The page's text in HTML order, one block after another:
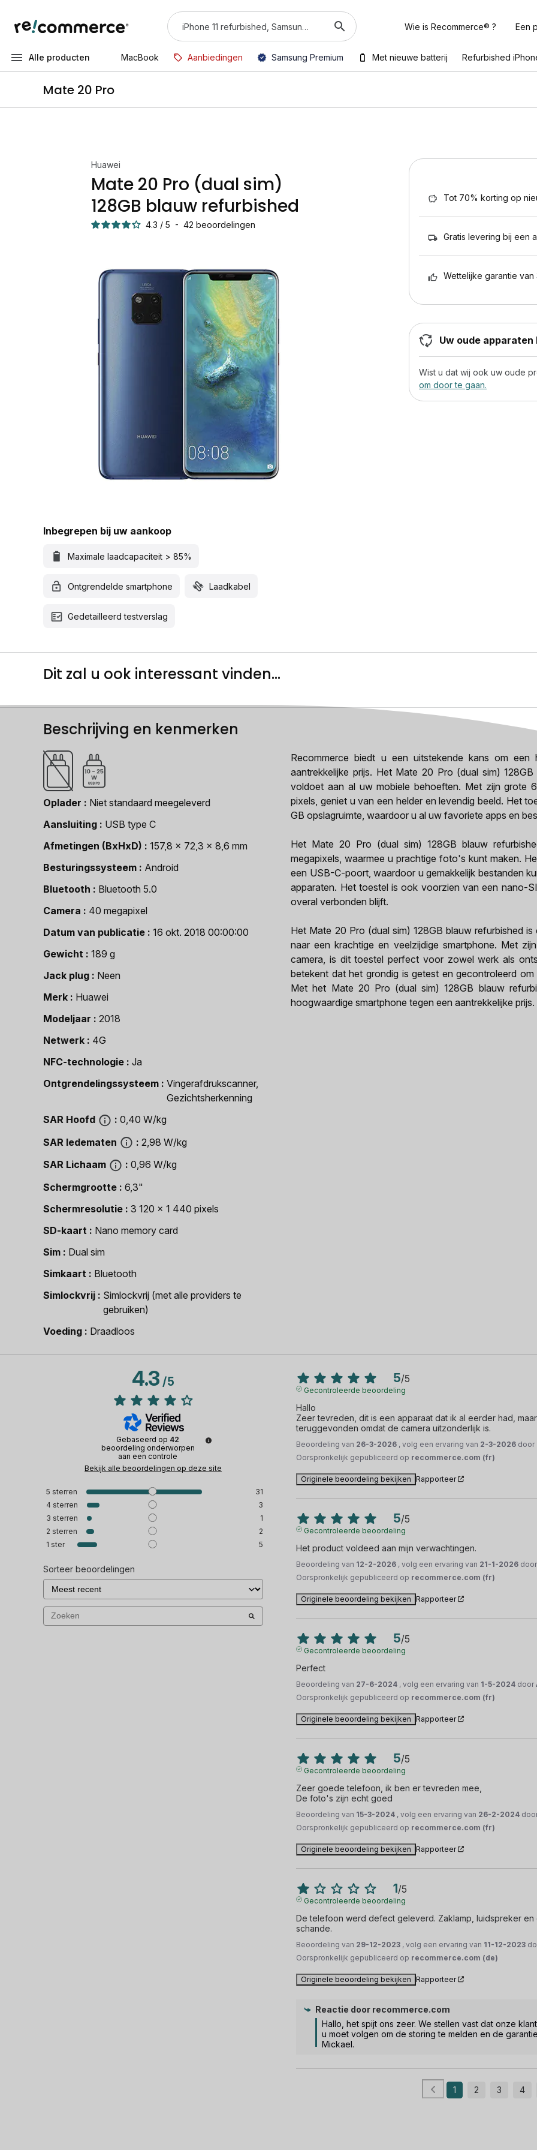
Wie is Recommerce® ? Een
Alle producten MacBook Aanbiedingen Samsung Premium Met nieuwe batterij Refurbished
Mate 20 Pro
Huawei
Mate 20 Pro (dual sim)
128GB blauw refurbished
4.3 / 5 - 42 beoordelingen
Inbegrepen bij uw aankoop
Maximale laadcapaciteit > 85%
Ontgrendelde smartphone Laadkabel
Gedetailleerd testverslag
Tot 70% korting op
Gratis levering bij een
Wettelijke garantie van
Uw oude
Wist u dat wij ook uw oude
om door te gaan.
Dit zal u ook interessant vinden...
Beschrijving en kenmerken
Oplader
Niet standaard meegeleverd
Aansluiting
USB type C
Afmetingen (BxHxD)
157,8 x 72,3 x 8,6 mm
Besturingssysteem
Android
Bluetooth
Bluetooth 5.0
Camera
40 megapixel
Datum van publicatie
16 okt. 2018 00:00:00
Gewicht
189 g
Jack plug
Neen
Merk
Huawei
Modeljaar
2018
Netwerk
4G
NFC-technologie
Ja
Ontgrendelingssysteem
Vingerafdrukscanner,
Gezichtsherkenning
SAR Hoofd
0,40 W/kg
SAR ledematen
2,98 W/kg
SAR Lichaam
0,96 W/kg
Schermgrootte
6,3"
Schermresolutie
3 120 x 1 440 pixels
SD-kaart
Nano memory card
Sim
Dual sim
Simkaart
Bluetooth
Simlockvrij
Simlockvrij (met alle providers te
gebruiken)
Voeding
Draadloos
Recommerce biedt u een uitstekende kans om
aantrekkelijke prijs. Het Mate 20 Pro (dual sim)
voldoet aan al uw mobiele behoeften. Met zijn grote
pixels, geniet u van een helder en levendig beeld. Het
GB opslagruimte, waardoor u al uw favoriete apps en
Het Mate 20 Pro (dual sim) 128GB blauw
megapixels, waarmee u prachtige foto's kunt maken.
een USB-C-poort, waardoor u gemakkelijk bestanden
apparaten. Het toestel is ook voorzien van een nano-
overal verbonden blijft.
Het Mate 20 Pro (dual sim) 128GB blauw refurbished
naar een krachtige en veelzijdige smartphone. Met
camera, is dit toestel perfect voor zowel werk als
betekent dat het grondig is getest en gecontroleerd
Met het Mate 20 Pro (dual sim) 128GB blauw
hoogwaardige smartphone tegen een aantrekkelijke prijs.
4.3/5
Gebaseerd op 42
beoordeling onderworpen
aan een controle
Bekijk alle beoordelingen op deze site
5 sterren
31
4 sterren
3
3 sterren
1
2 sterren
2
1 ster 5
Sorteer beoordelingen
5/5
Gecontroleerde beoordeling
Hallo
Zeer tevreden, dit is een apparaat dat ik al eerder had,
teruggevonden omdat de camera uitzonderlijk is.
Beoordeling van 26-3-2026 , volg een ervaring van 2-3-2026 door
Oorspronkelijk gepubliceerd op recommerce.com (fr)
Originele beoordeling bekijken Rapporteer
5/5
Gecontroleerde beoordeling
Het product voldeed aan mijn verwachtingen.
Beoordeling van 12-2-2026 , volg een ervaring van 21-1-2026 door
Oorspronkelijk gepubliceerd op recommerce.com (fr)
Originele beoordeling bekijken Rapporteer
5/5
Gecontroleerde beoordeling
Perfect
Beoordeling van 27-6-2024 , volg een ervaring van 1-5-2024 door
Oorspronkelijk gepubliceerd op recommerce.com (fr)
Originele beoordeling bekijken Rapporteer
5/5
Gecontroleerde beoordeling
Zeer goede telefoon, ik ben er tevreden mee,
De foto's zijn echt goed
Beoordeling van 15-3-2024 , volg een ervaring van 26-2-2024
Oorspronkelijk gepubliceerd op recommerce.com (fr)
Originele beoordeling bekijken Rapporteer
1/5
Gecontroleerde beoordeling
De telefoon werd defect geleverd. Zaklamp, luidspreker
schande.
Beoordeling van 29-12-2023 , volg een ervaring van 11-12-2023
Oorspronkelijk gepubliceerd op recommerce.com (de)
Originele beoordeling bekijken Rapporteer
Reactie door recommerce.com
Hallo, het spijt ons zeer. We stellen vast dat onze
u moet volgen om de storing te melden en de
Mickael.
1 2 3 4